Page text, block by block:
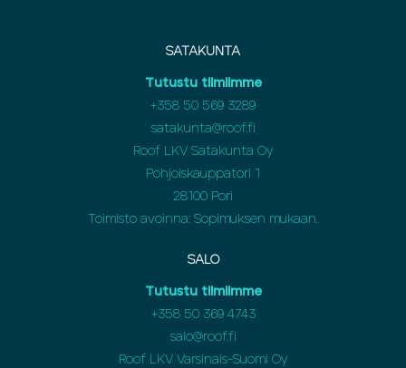
SATAKUNTA
Tutustu tiimiimme
+358 50 569 3289
satakunta@roof.fi
Roof LKV Satakunta Oy
Pohjoiskauppatori 1
28100 Pori
Toimisto avoinna: Sopimuksen mukaan.
SALO
Tutustu tiimiimme
+358 50 369 4743
salo@roof.fi
Roof LKV Varsinais-Suomi Oy